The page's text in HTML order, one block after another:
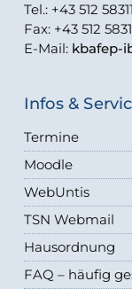
Tel.: +43 512
Fax: +43 512
E-Mail: kbafep-
Infos &
Termine
Moodle
WebUntis
TSN Webmail
Hausordnung
FAQ – häufig